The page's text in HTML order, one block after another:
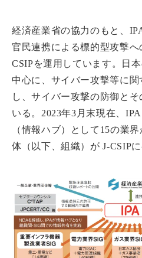
経済産業省の協力のもと、
官民連携による標的型攻撃
CSIPを運用しています。日
中心に、サイバー攻撃等に
し、サイバー攻撃の防御と
いる。2023年3月末現在、
（情報ハブ）として15の業
体（以下、組織）が J-CSIP